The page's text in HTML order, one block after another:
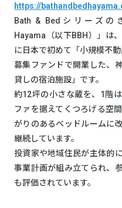
https://
Bath & Bedシリーズの
Hayama（以下BBH）」は
に日本で初めて「小規模不
募集ファンドで開業した、
貸しの宿泊施設」です。
約12坪の小さな蔵を、1階
ファを据えてくつろげる空
がりのあるベッドルームに
継続しています。
投資家や地域住民が主体的
事業計画が組み立てられ、
も評価されています。